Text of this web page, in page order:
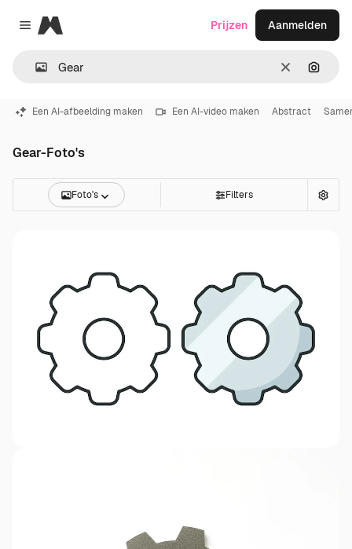
Close menu
Magnific
Wissen
Prijzen Aanmelden
Een AI-afbeelding maken Een AI-video maken Abstract
Gear-Foto's
Foto's Filters